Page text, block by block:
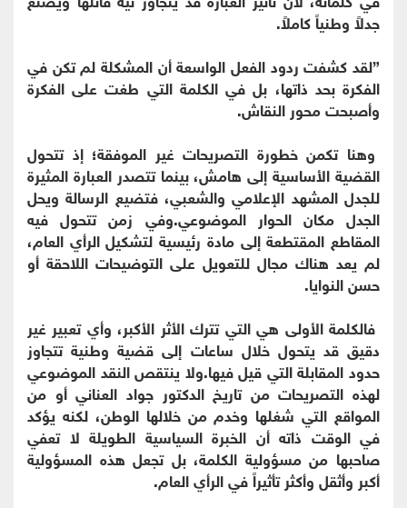
جدلاً وطنياً كاملاً.
”لقد كشفت ردود الفعل الواسعة أن المشكلة لم تكن في
الفكرة بحد ذاتها، بل في الكلمة التي طغت على الفكرة
وأصبحت محور النقاش.
وهنا تكمن خطورة التصريحات غير الموفقة؛ إذ تتحول
القضية الأساسية إلى هامش، بينما تتصدر العبارة المثيرة
للجدل المشهد الإعلامي والشعبي، فتضيع الرسالة ويحل
الجدل مكان الحوار الموضوعي.وفي زمن تتحول فيه
المقاطع المقتطعة إلى مادة رئيسية لتشكيل الرأي العام،
لم يعد هناك مجال للتعويل على التوضيحات اللاحقة أو
حسن النوايا.
فالكلمة الأولى هي التي تترك الأثر الأكبر، وأي تعبير غير
دقيق قد يتحول خلال ساعات إلى قضية وطنية تتجاوز
حدود المقابلة التي قيل فيها.ولا ينتقص النقد الموضوعي
لهذه التصريحات من تاريخ الدكتور جواد العناني أو من
المواقع التي شغلها وخدم من خلالها الوطن، لكنه يؤكد
في الوقت ذاته أن الخبرة السياسية الطويلة لا تعفي
صاحبها من مسؤولية الكلمة، بل تجعل هذه المسؤولية
أكبر وأثقل وأكثر تأثيراً في الرأي العام.